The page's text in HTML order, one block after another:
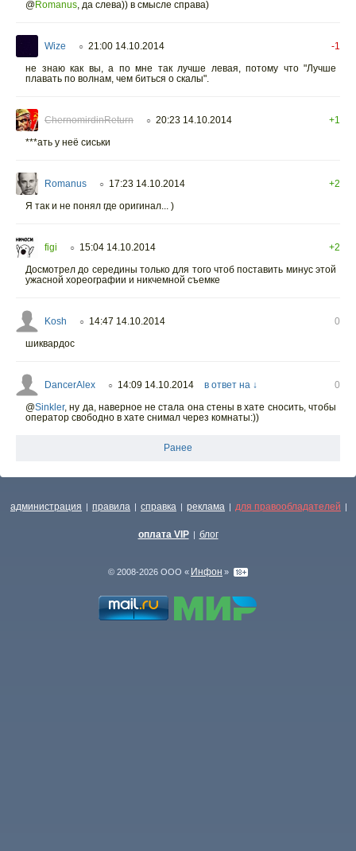
@Romanus, да слева)) в смысле справа)
Wize ○ 21:00 14.10.2014
-1
не знаю как вы, а по мне так лучше левая, потому что "Лучше
плавать по волнам, чем биться о скалы".
ChernomirdinReturn ○ 20:23 14.10.2014
+1
***ать у неё сиськи
Romanus ○ 17:23 14.10.2014
+2
Я так и не понял где оригинал... )
figi ○ 15:04 14.10.2014
+2
Досмотрел до середины только для того чтоб поставить минус этой
ужасной хореографии и никчемной съемке
Kosh ○ 14:47 14.10.2014
0
шиквардос
DancerAlex ○ 14:09 14.10.2014 в ответ на ↓
0
@Sinkler,ну да, наверное не стала она стены в хате сносить, чтобы
оператор свободно в хате снимал через комнаты:))
Ранее
администрация | правила | справка | реклама | для правообладателей |
оплата VIP | блог
© 2008-2026 ООО « Инфон »